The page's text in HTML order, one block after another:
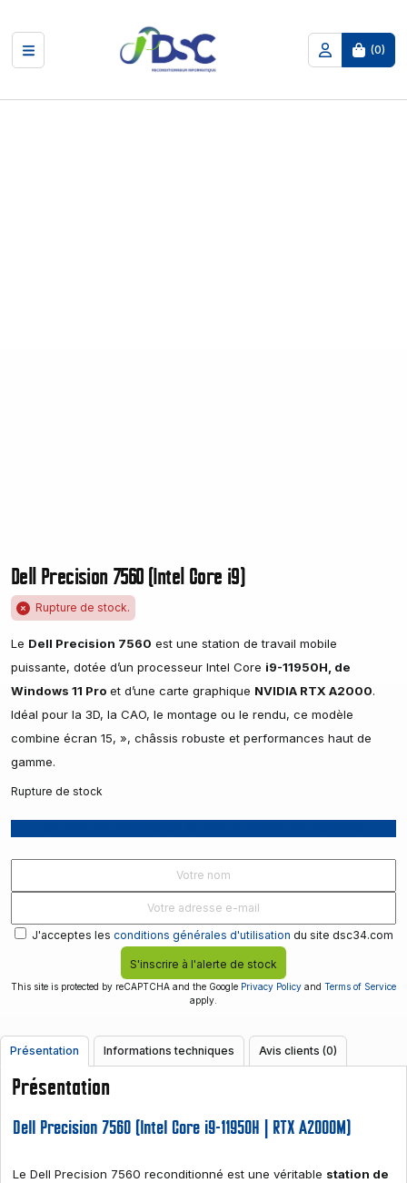
(0)
Dell Precision 7560 (Intel Core i9)
Rupture de stock.
Le Dell Precision 7560 est une station de travail mobile
puissante, dotée d’un processeur Intel Core i9-11950H, de
Windows 11 Pro et d’une carte graphique NVIDIA RTX A2000.
Idéal pour la 3D, la CAO, le montage ou le rendu, ce modèle
combine écran 15, », châssis robuste et performances haut de
gamme.
Rupture de stock
J'acceptes les conditions générales d'utilisation du site dsc34.com
S'inscrire à l'alerte de stock
This site is protected by reCAPTCHA and the Google Privacy Policy and Terms of Service
apply.
Présentation Informations techniques Avis clients (0)
Présentation
Dell Precision 7560 (Intel Core i9-11950H | RTX A2000M)
Le Dell Precision 7560 reconditionné est une véritable station de